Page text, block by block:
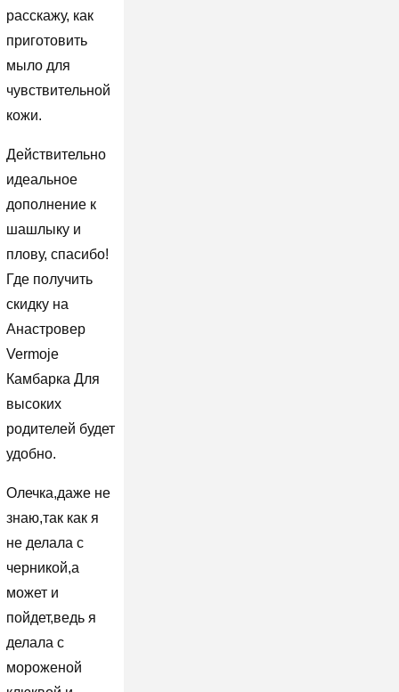
расскажу, как
приготовить
мыло для
чувствительной
кожи.
Действительно
идеальное
дополнение к
шашлыку и
плову, спасибо!
Где получить
скидку на
Анастровер
Vermoje
Камбарка Для
высоких
родителей будет
удобно.
Олечка,даже не
знаю,так как я
не делала с
черникой,а
может и
пойдет,ведь я
делала с
мороженой